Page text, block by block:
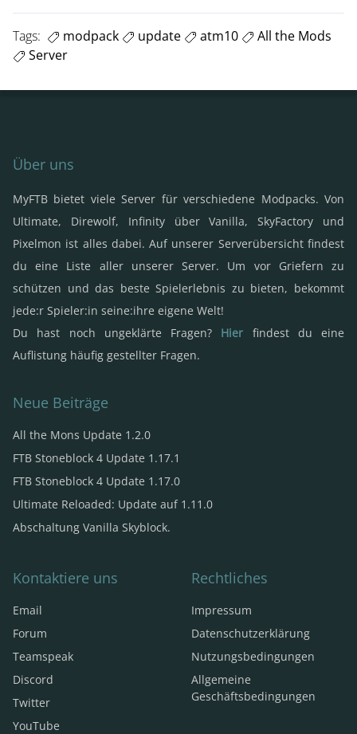
Tags: modpack update atm10
All the Mods
Server
Über uns
MyFTB bietet viele Server für verschiedene Modpacks. Von
Ultimate, Direwolf, Infinity über Vanilla, SkyFactory und
Pixelmon ist alles dabei. Auf unserer Serverübersicht findest
du eine Liste aller unserer Server. Um vor Griefern zu
schützen und das beste Spielerlebnis zu bieten, bekommt
jede:r Spieler:in seine:ihre eigene Welt!
Du hast noch ungeklärte Fragen? Hier findest du eine
Auflistung häufig gestellter Fragen.
Neue Beiträge
All the Mons Update 1.2.0
FTB Stoneblock 4 Update 1.17.1
FTB Stoneblock 4 Update 1.17.0
Ultimate Reloaded: Update auf 1.11.0
Abschaltung Vanilla Skyblock.
Kontaktiere uns
Email
Forum
Teamspeak
Discord
Twitter
YouTube
Rechtliches
Impressum
Datenschutzerklärung
Nutzungsbedingungen
Allgemeine
Geschäftsbedingungen